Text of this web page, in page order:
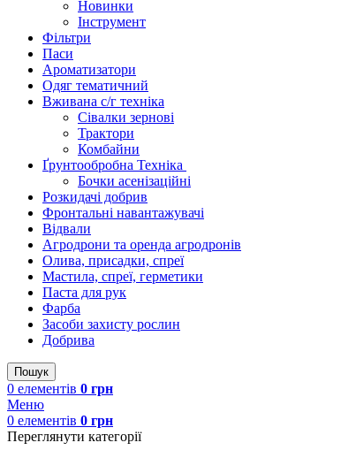
Новинки
Інструмент
Фільтри
Паси
Ароматизатори
Одяг тематичний
Вживана с/г техніка
Сівалки зернові
Трактори
Комбайни
Ґрунтообробна Техніка
Бочки асенізаційні
Розкидачі добрив
Фронтальні навантажувачі
Відвали
Агродрони та оренда агродронів
Олива, присадки, спреї
Мастила, спреї, герметики
Паста для рук
Фарба
Засоби захисту рослин
Добрива
Пошук
0 елементів 0 грн
Меню
0 елементів 0 грн
Переглянути категорії